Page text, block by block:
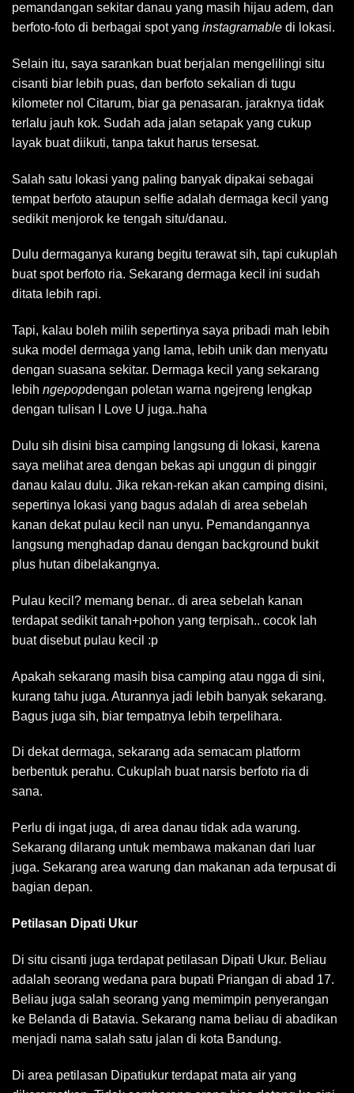
pemandangan sekitar danau yang masih hijau adem, dan
berfoto-foto di berbagai spot yang instagramable di lokasi.
Selain itu, saya sarankan buat berjalan mengelilingi situ
cisanti biar lebih puas, dan berfoto sekalian di tugu
kilometer nol Citarum, biar ga penasaran. jaraknya tidak
terlalu jauh kok. Sudah ada jalan setapak yang cukup
layak buat diikuti, tanpa takut harus tersesat.
Salah satu lokasi yang paling banyak dipakai sebagai
tempat berfoto ataupun selfie adalah dermaga kecil yang
sedikit menjorok ke tengah situ/danau.
Dulu dermaganya kurang begitu terawat sih, tapi cukuplah
buat spot berfoto ria. Sekarang dermaga kecil ini sudah
ditata lebih rapi.
Tapi, kalau boleh milih sepertinya saya pribadi mah lebih
suka model dermaga yang lama, lebih unik dan menyatu
dengan suasana sekitar. Dermaga kecil yang sekarang
lebih ngepopdengan poletan warna ngejreng lengkap
dengan tulisan I Love U juga..haha
Dulu sih disini bisa camping langsung di lokasi, karena
saya melihat area dengan bekas api unggun di pinggir
danau kalau dulu. Jika rekan-rekan akan camping disini,
sepertinya lokasi yang bagus adalah di area sebelah
kanan dekat pulau kecil nan unyu. Pemandangannya
langsung menghadap danau dengan background bukit
plus hutan dibelakangnya.
Pulau kecil? memang benar.. di area sebelah kanan
terdapat sedikit tanah+pohon yang terpisah.. cocok lah
buat disebut pulau kecil :p
Apakah sekarang masih bisa camping atau ngga di sini,
kurang tahu juga. Aturannya jadi lebih banyak sekarang.
Bagus juga sih, biar tempatnya lebih terpelihara.
Di dekat dermaga, sekarang ada semacam platform
berbentuk perahu. Cukuplah buat narsis berfoto ria di
sana.
Perlu di ingat juga, di area danau tidak ada warung.
Sekarang dilarang untuk membawa makanan dari luar
juga. Sekarang area warung dan makanan ada terpusat di
bagian depan.
Petilasan Dipati Ukur
Di situ cisanti juga terdapat petilasan Dipati Ukur. Beliau
adalah seorang wedana para bupati Priangan di abad 17.
Beliau juga salah seorang yang memimpin penyerangan
ke Belanda di Batavia. Sekarang nama beliau di abadikan
menjadi nama salah satu jalan di kota Bandung.
Di area petilasan Dipatiukur terdapat mata air yang